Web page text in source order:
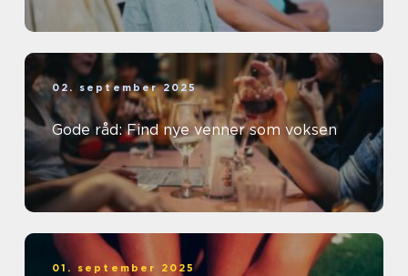
02. september 2025
Gode råd: Find nye venner som voksen
01. september 2025